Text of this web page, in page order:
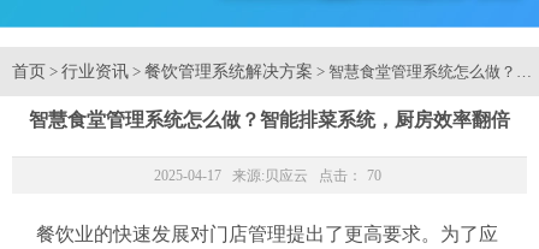
首页 > 行业资讯 > 餐饮管理系统解决方案 > 智慧食堂管理系统怎么做？
智慧食堂管理系统怎么做？智能排菜系统，厨房效率翻倍
2025-04-17 来源: 贝应云 点击： 70
餐饮业的快速发展对门店管理提出了更高要求。为了应